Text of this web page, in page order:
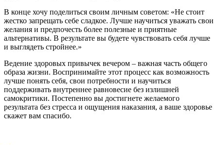
В конце хочу поделиться своим личным советом: «Не стоит
жестко запрещать себе сладкое. Лучше научиться уважать свои
желания и предпочесть более полезные и приятные
альтернативы. В результате вы будете чувствовать себя лучше
и выглядеть стройнее.»
Ведение здоровых привычек вечером – важная часть общего
образа жизни. Воспринимайте этот процесс как возможность
лучше понять себя, свои потребности и научиться
поддерживать внутреннее равновесие без излишней
самокритики. Постепенно вы достигнете желаемого
результата без стресса и ощущения наказания, а ваше здоровье
скажет вам спасибо.